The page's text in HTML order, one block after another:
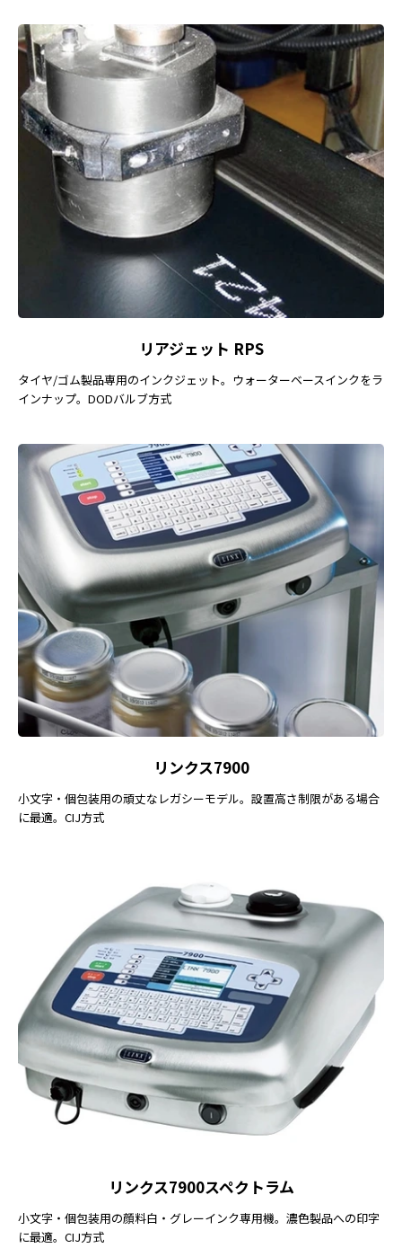
リアジェット RPS
タイヤ/ゴム製品専用のインクジェット。ウォーターベースインクをラ
インナップ。DODバルブ方式
リンクス7900
小文字・個包装用の頑丈なレガシーモデル。設置高さ制限がある場合
に最適。CIJ方式
リンクス7900スペクトラム
小文字・個包装用の顔料白・グレーインク専用機。濃色製品への印字
に最適。CIJ方式